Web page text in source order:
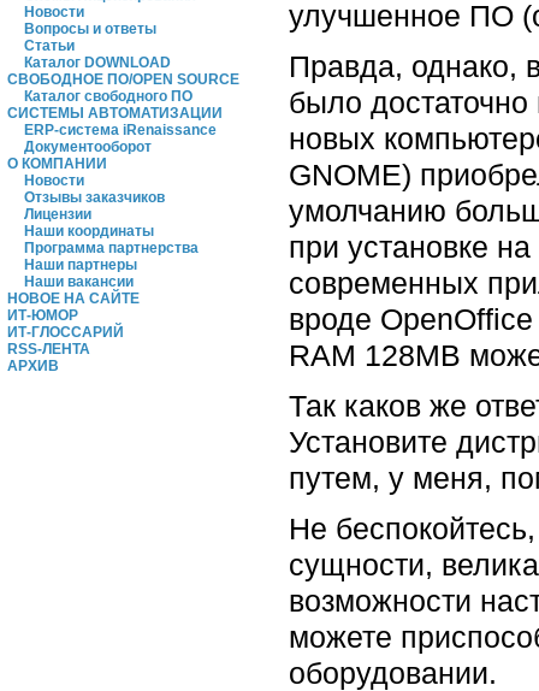
Новости
Вопросы и ответы
Статьи
Каталог DOWNLOAD
СВОБОДНОЕ ПО/OPEN SOURCE
Каталог свободного ПО
СИСТЕМЫ АВТОМАТИЗАЦИИ
ERP-система iRenaissance
Документооборот
О КОМПАНИИ
Новости
Отзывы заказчиков
Лицензии
Наши координаты
Программа партнерства
Наши партнеры
Наши вакансии
НОВОЕ НА САЙТЕ
ИТ-ЮМОР
ИТ-ГЛОССАРИЙ
RSS-ЛЕНТА
АРХИВ
улучшенное ПО
Правда, однако,
было
новых
GNOME)
умолчанию
при установке
современных
вроде
RAM 128MB
Так каков же
Установите
путем, у меня,
Не
сущности,
возможности
можете
оборудовании.